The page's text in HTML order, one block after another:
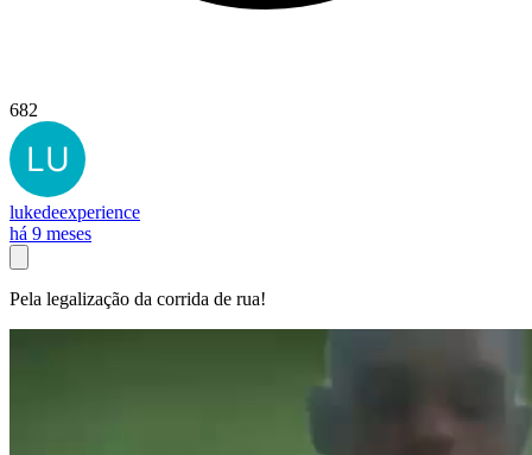
682
lukedeexperience
há 9 meses
Pela legalização da corrida de rua!